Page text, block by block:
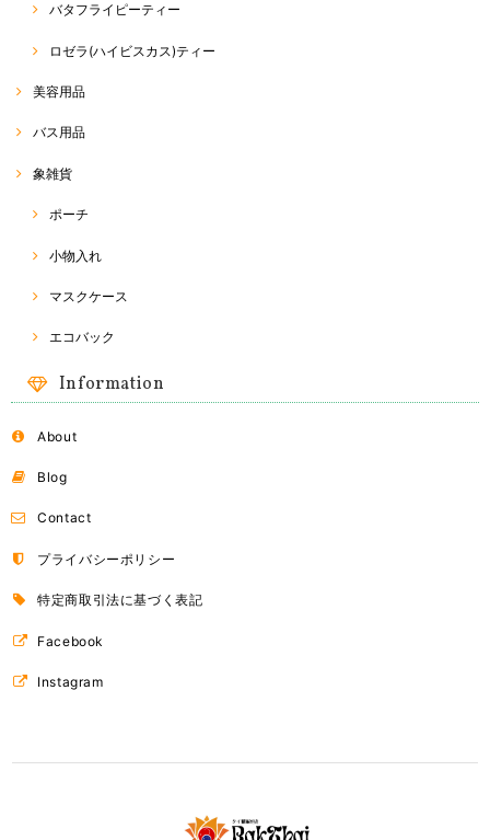
バタフライピーティー
ロゼラ(ハイビスカス)ティー
美容用品
バス用品
象雑貨
ポーチ
小物入れ
マスクケース
エコバック
Information
About
Blog
Contact
プライバシーポリシー
特定商取引法に基づく表記
Facebook
Instagram